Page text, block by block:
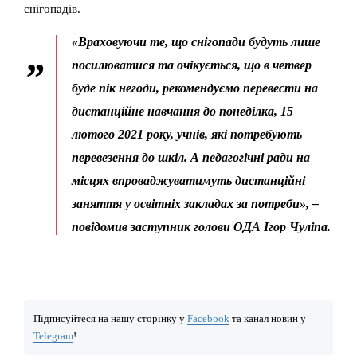
снігопадів.
«Враховуючи те, що снігопади будуть лише
посилюватися та очікується, що в четвер
буде пік негоди, рекомендуємо перевести на
дистанційне навчання до понеділка, 15
лютого 2021 року, учнів, які потребують
перевезення до шкіл. А педагогічні ради на
місцях впроваджуватимуть дистанційні
заняття у освітніх закладах за потреби», –
повідомив заступник голови ОДА Ігор Чуліпа.
Підписуйтеся на нашу сторінку у Facebook та канал новин у
Telegram!